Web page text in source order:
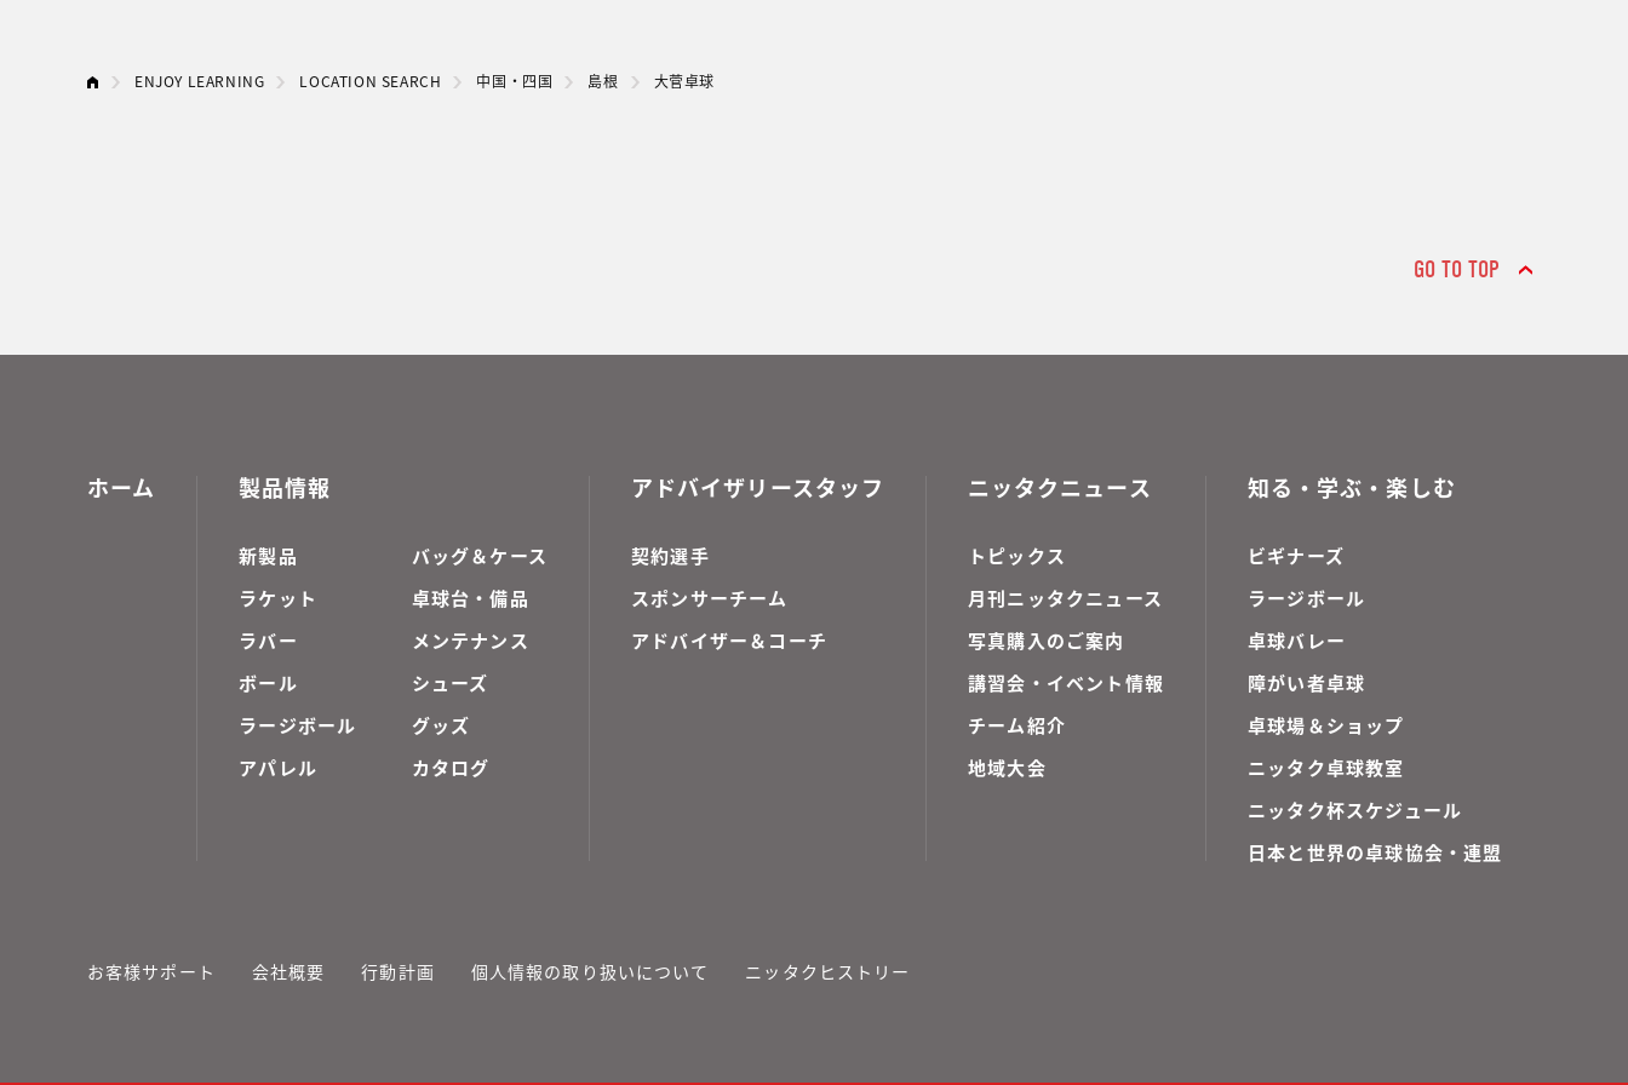
ENJOY LEARNING LOCATION SEARCH 中国・四国 島根 大菅卓球
GO TO TOP
ホーム 製品情報
新製品
バッグ＆ケース
ラケット
卓球台・備品
ラバー
メンテナンス
ボール
シューズ
ラージボール
グッズ
アパレル
カタログ
アドバイザリースタッフ
契約選手
スポンサーチーム
アドバイザー＆コーチ
ニッタクニュース
トピックス
月刊ニッタクニュース
写真購入のご案内
講習会・イベント情報
チーム紹介
地域大会
知る・学ぶ・楽しむ
ビギナーズ
ラージボール
卓球バレー
障がい者卓球
卓球場＆ショップ
ニッタク卓球教室
ニッタク杯スケジュール
日本と世界の卓球協会・連盟
お客様サポート 会社概要 行動計画 個人情報の取り扱いについて ニッタクヒストリー